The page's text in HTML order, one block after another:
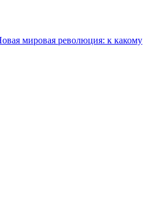
мировая революция: к какому